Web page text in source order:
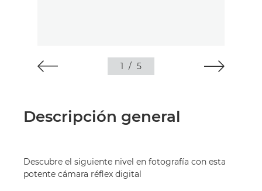
1 / 5
Descripción general
Descubre el siguiente nivel en fotografía con esta
potente cámara réflex digital